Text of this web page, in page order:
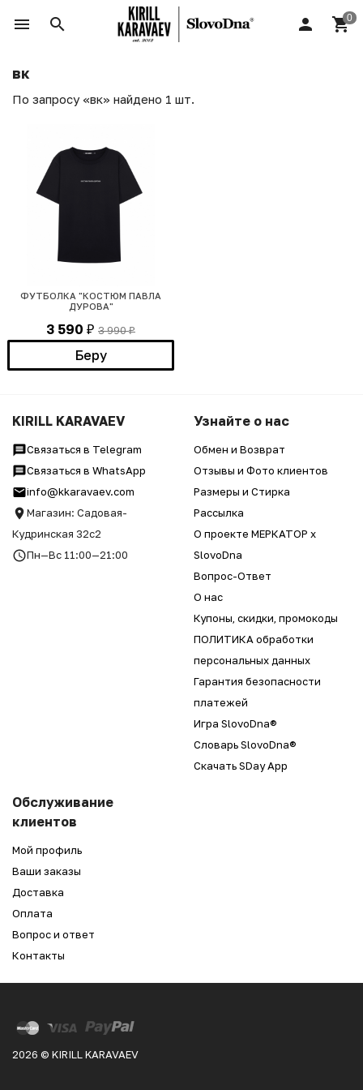
вк
По запросу «вк» найдено 1 шт.
ФУТБОЛКА "КОСТЮМ ПАВЛА
ДУРОВА"
3 590 ₽ 3 990₽
Беру
KIRILL KARAVAEV
Связаться в Telegram
Связаться в WhatsApp
info@kkaravaev.com
Магазин: Садовая-
Кудринская 32с2
Пн—Вс 11:00—21:00
Узнайте о нас
Обмен и Возврат
Отзывы и Фото клиентов
Размеры и Стирка
Рассылка
О проекте МЕРКАТОР x
SlovoDna
Вопрос-Ответ
О нас
Купоны, скидки, промокоды
ПОЛИТИКА обработки
персональных данных
Гарантия безопасности
платежей
Игра SlovoDna®
Словарь SlovoDna®
Скачать SDay App
Обслуживание
клиентов
Мой профиль
Ваши заказы
Доставка
Оплата
Вопрос и ответ
Контакты
2026 © KIRILL KARAVAEV